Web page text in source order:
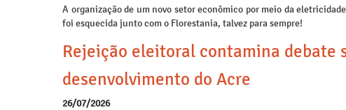
A organização de um novo setor econômico por meio da
foi esquecida junto com o Florestania, talvez para sempre!
Rejeição eleitoral contamina debate
desenvolvimento do Acre
26/07/2026